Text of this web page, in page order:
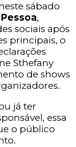
sábado
,
sociais após
principais, o
Sthefany
de shows
já ter
essa
o público